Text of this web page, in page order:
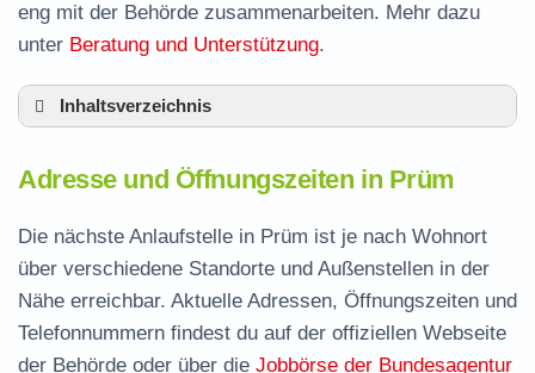
eng mit der Behörde zusammenarbeiten. Mehr dazu
unter Beratung und Unterstützung.
Inhaltsverzeichnis
Leistungen der Arbeitsvermittlung in Prüm
Termin vereinbaren und Bürgergeld beantragen
Jobcenter Bitburg-Prüm – zuständige Stelle
Stellenangebote und Jobbörse in Prüm
Häufige Fragen rund ums Jobcenter
Adresse und Öffnungszeiten in Prüm
Die nächste Anlaufstelle in Prüm ist je nach Wohnort
über verschiedene Standorte und Außenstellen in der
Nähe erreichbar. Aktuelle Adressen, Öffnungszeiten und
Telefonnummern findest du auf der offiziellen Webseite
der Behörde oder über die Jobbörse der Bundesagentur